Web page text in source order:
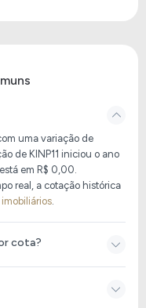
uma variação de
de KINP11 iniciou o ano
em R$ 0,00.
real, a cotação histórica
.
cota?